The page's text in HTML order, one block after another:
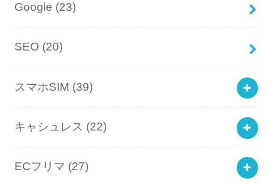
Google (23)
SEO (20)
スマホSIM (39)
キャシュレス (22)
ECフリマ (27)